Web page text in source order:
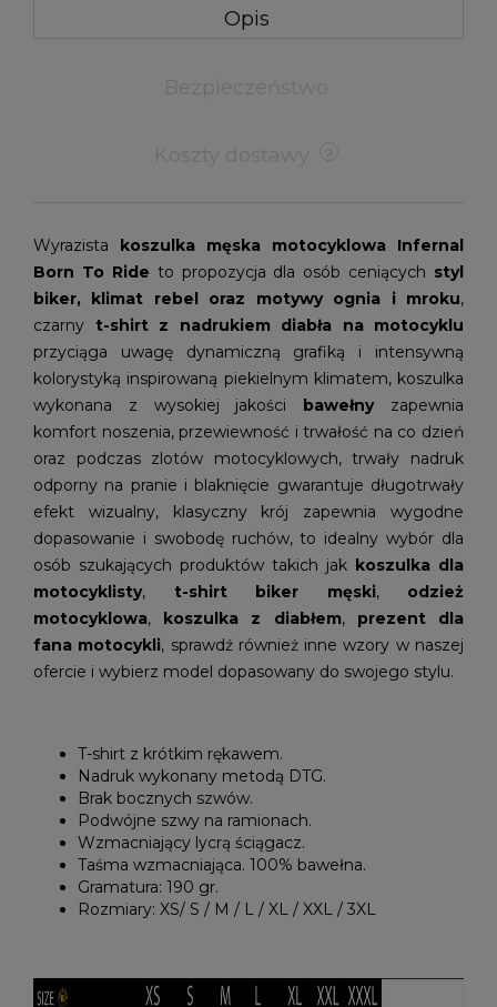
Opis
Wyrazista koszulka męska motocyklowa Infernal
Born To Ride to propozycja dla osób ceniących styl
biker, klimat rebel oraz motywy ognia i mroku,
czarny t-shirt z nadrukiem diabła na motocyklu
przyciąga uwagę dynamiczną grafiką i intensywną
kolorystyką inspirowaną piekielnym klimatem, koszulka
wykonana z wysokiej jakości bawełnyzapewnia
komfort noszenia, przewiewność i trwałość na co dzień
oraz podczas zlotów motocyklowych, trwały nadruk
odporny na pranie i blaknięcie gwarantuje długotrwały
efekt wizualny, klasyczny krój zapewnia wygodne
dopasowanie i swobodę ruchów, to idealny wybór dla
osób szukających produktów takich jak koszulka dla
motocyklisty, t-shirt biker męski, odzież
motocyklowa, koszulka z diabłem, prezent dla
fana motocykli, sprawdź również inne wzory w naszej
ofercie i wybierz model dopasowany do swojego stylu.
T-shirt z krótkim rękawem.
Nadruk wykonany metodą DTG.
Brak bocznych szwów.
Podwójne szwy na ramionach.
Wzmacniający lycrą ściągacz.
Taśma wzmacniająca. 100% bawełna.
Gramatura: 190 gr.
Rozmiary: XS/ S / M / L / XL / XXL / 3XL